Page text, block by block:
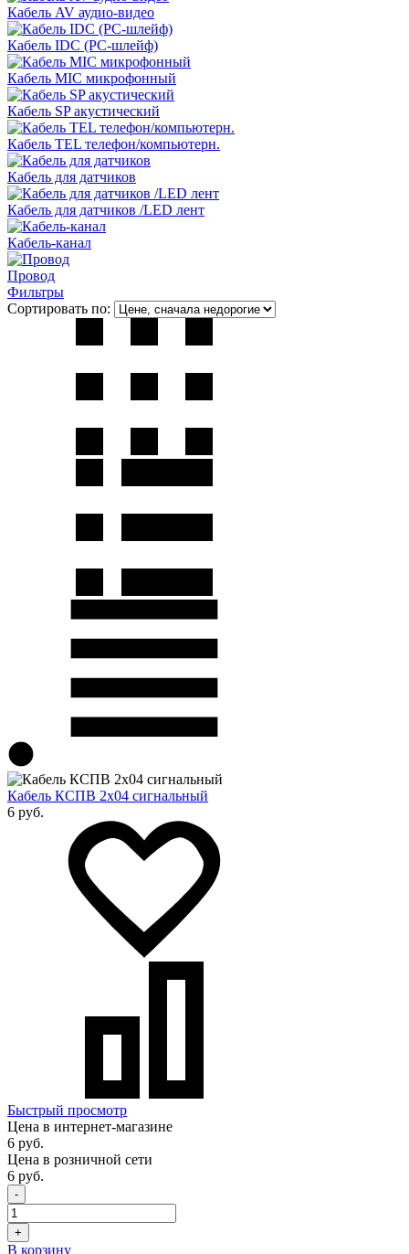
Кабель AV аудио-видео
Кабель IDC (PC-шлейф)
Кабель MIC микрофонный
Кабель SP акустический
Кабель TEL телефон/компьютерн.
Кабель для датчиков
Кабель для датчиков /LED лент
Кабель-канал
Провод
Фильтры
Сортировать по:
Кабель КСПВ 2х04 сигнальный
6 руб.
Быстрый просмотр
Цена в интернет-магазине
6 руб.
Цена в розничной сети
6 руб.
-
+
В корзину